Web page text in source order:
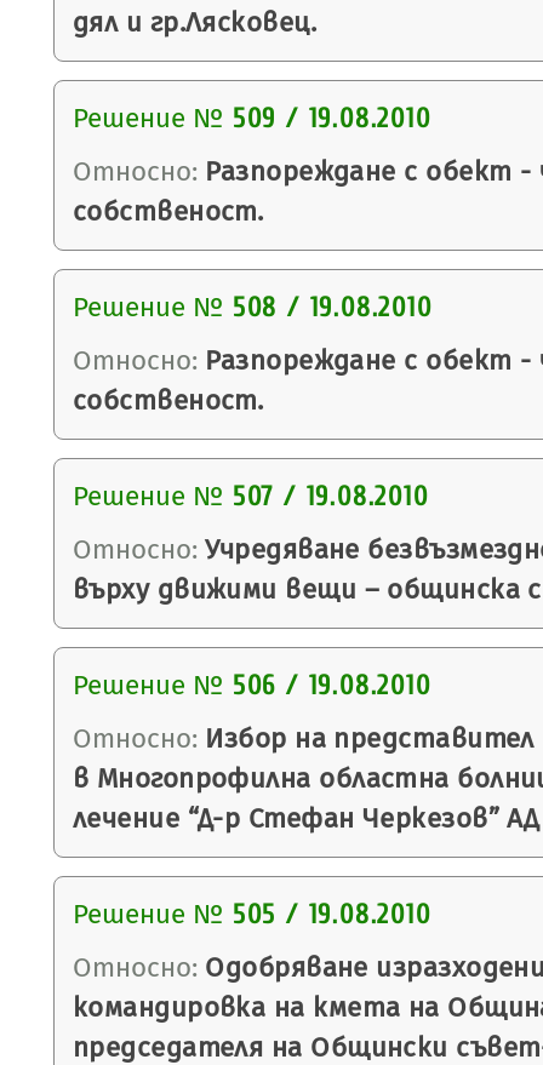
дял и гр.Лясковец.
Решение № 509 / 19.08.2010
Относно: Разпореждане с обект
собственост.
Решение № 508 / 19.08.2010
Относно: Разпореждане с обект
собственост.
Решение № 507 / 19.08.2010
Относно: Учредяване
върху движими вещи – общинска
Решение № 506 / 19.08.2010
Относно: Избор на
в Многопрофилна областна
лечение “Д-р Стефан Черкезов”
Решение № 505 / 19.08.2010
Относно: Одобряване
командировка на кмета на
председателя на Общински